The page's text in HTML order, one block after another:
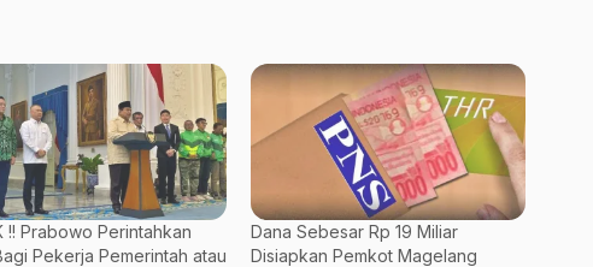
!! Prabowo Perintahkan
Pekerja Pemerintah atau
Dana Sebesar Rp 19 Miliar
Disiapkan Pemkot Magelang